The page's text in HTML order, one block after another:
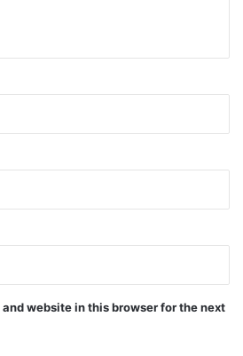
website in this browser for the next